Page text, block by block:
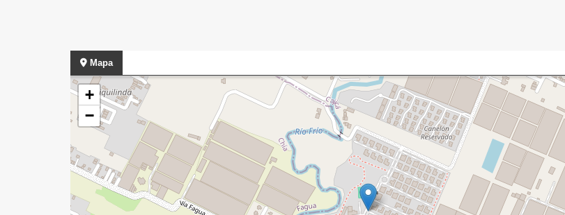
Mapa
+
−